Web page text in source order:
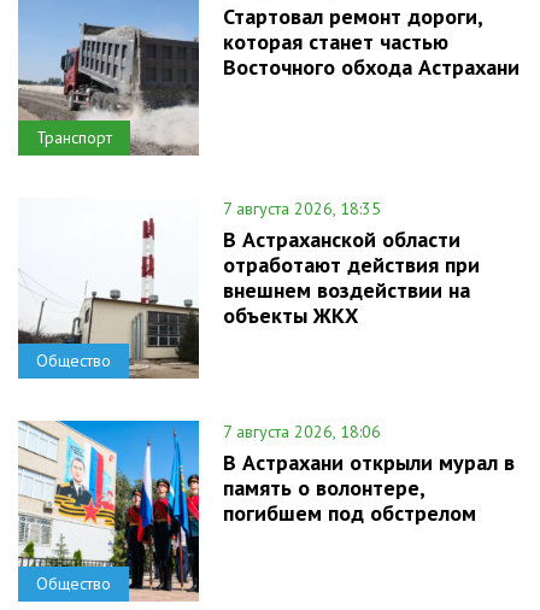
Транспорт
Стартовал ремонт дороги,
которая станет частью
Восточного обхода Астрахани
Общество
7 августа 2026, 18:35
В Астраханской области
отработают действия при
внешнем воздействии на
объекты ЖКХ
Общество
7 августа 2026, 18:06
В Астрахани открыли мурал в
память о волонтере,
погибшем под обстрелом